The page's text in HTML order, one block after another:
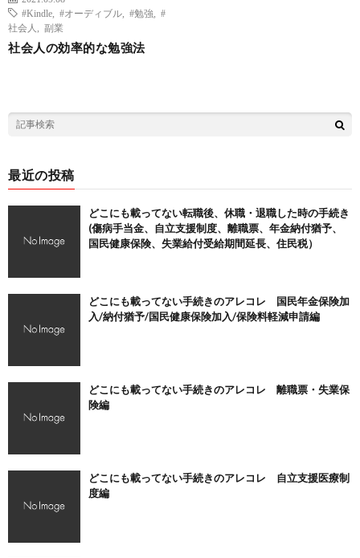
#Kindle
#オーディブル #勉強
#
社会人
副業
社会人の効率的な勉強法
最近の投稿
どこにも載ってない転職後、休職・退職した時の手続き
(傷病手当金、自立支援制度、離職票、年金納付猶予、
国民健康保険、失業給付受給期間延長、住民税）
どこにも載ってない手続きのアレコレ 国民年金保険加
入/納付猶予/国民健康保険加入/保険料軽減申請編
どこにも載ってない手続きのアレコレ 離職票・失業保
険編
どこにも載ってない手続きのアレコレ 自立支援医療制
度編